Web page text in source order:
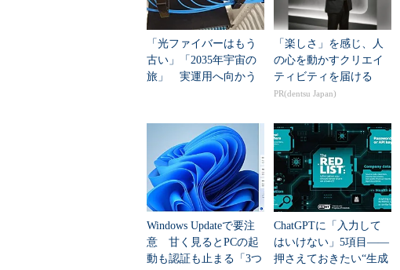
「光ファイバーはもう
古い」「2035年宇宙の
旅」 実運用へ向かう
「楽しさ」を感じ、人
の心を動かすクリエイ
ティビティを届ける
PR(dentsu Japan)
Windows Updateで要注
意 甘く見るとPCの起
動も認証も止まる「3つ
ChatGPTに「入力して
はいけない」5項目――
押さえておきたい“生成